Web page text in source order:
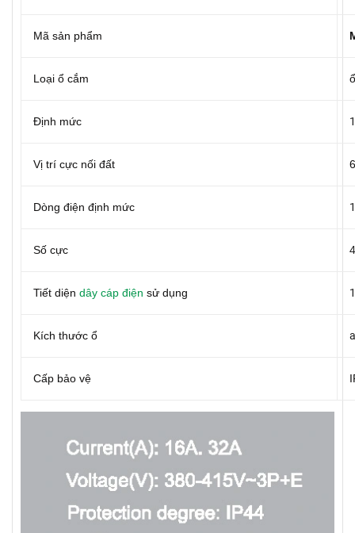
Mã sản phẩm
Loại ổ cắm
Định mức
Vị trí cực nối đất
Dòng điện định mức
Số cực 4
Tiết diện dây cáp điện sử dụng
Kích thước ổ
Cấp bảo vệ